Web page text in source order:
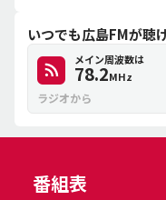
いつでも広島FMが聴
メイン周波数は
78.2MHz
ラジオから
番組表